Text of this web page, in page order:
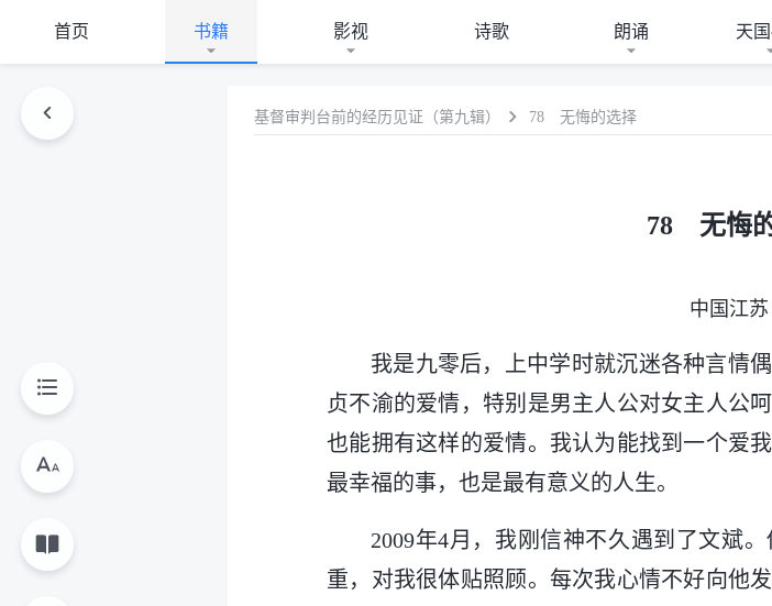
首页 书籍 影视 诗歌 朗诵 天
基督审判台前的经历见证（第九辑） 78 无悔的选择
78 无悔
中国江
我是九零后，上中学时就沉迷各种言情
贞不渝的爱情，特别是男主人公对女主人公
也能拥有这样的爱情。我认为能找到一个爱
最幸福的事，也是最有意义的人生。
2009年4月，我刚信神不久遇到了文斌
重，对我很体贴照顾。每次我心情不好向他